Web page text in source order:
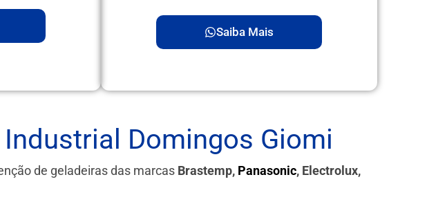
Saiba Mais
Domingos Giomi
de geladeiras das marcas Brastemp, Panasonic, Electrolux,